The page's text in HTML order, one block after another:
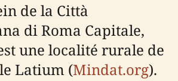
de la Città
di Roma Capitale,
une localité rurale de
Latium (Mindat.org).